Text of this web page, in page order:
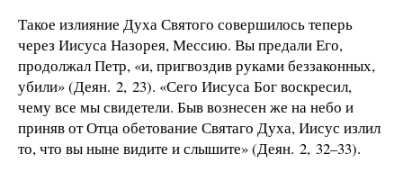
Такое излияние Духа Святого совершилось теперь
через Иисуса Назорея, Мессию. Вы предали Его,
продолжал Петр, «и, пригвоздив руками беззаконных,
убили» (Деян. 2, 23). «Сего Иисуса Бог воскресил,
чему все мы свидетели. Быв вознесен же на небо и
приняв от Отца обетование Святаго Духа, Иисус излил
то, что вы ныне видите и слышите» (Деян. 2, 32–33).